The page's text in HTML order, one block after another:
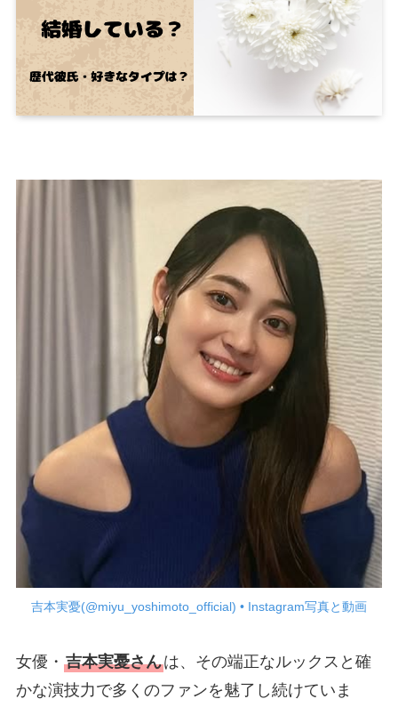
吉本実憂(@miyu_yoshimoto_official) • Instagram写真と動画
女優・ 吉本実憂さんは、その端正なルックスと確
かな演技力で多くのファンを魅了し続けていま